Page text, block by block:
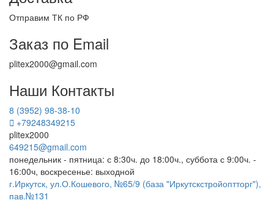
Отправим ТК по РФ
Заказ по Email
plitex2000@gmail.com
Наши Контакты
8 (3952) 98-38-10
+79248349215
plitex2000
649215@gmail.com
понедельник - пятница: с 8:30ч. до 18:00ч., суббота с 9:00ч. -
16:00ч, воскресенье: выходной
г.Иркутск, ул.О.Кошевого, №65/9 (база "Иркутскстройоптторг"),
пав.№131